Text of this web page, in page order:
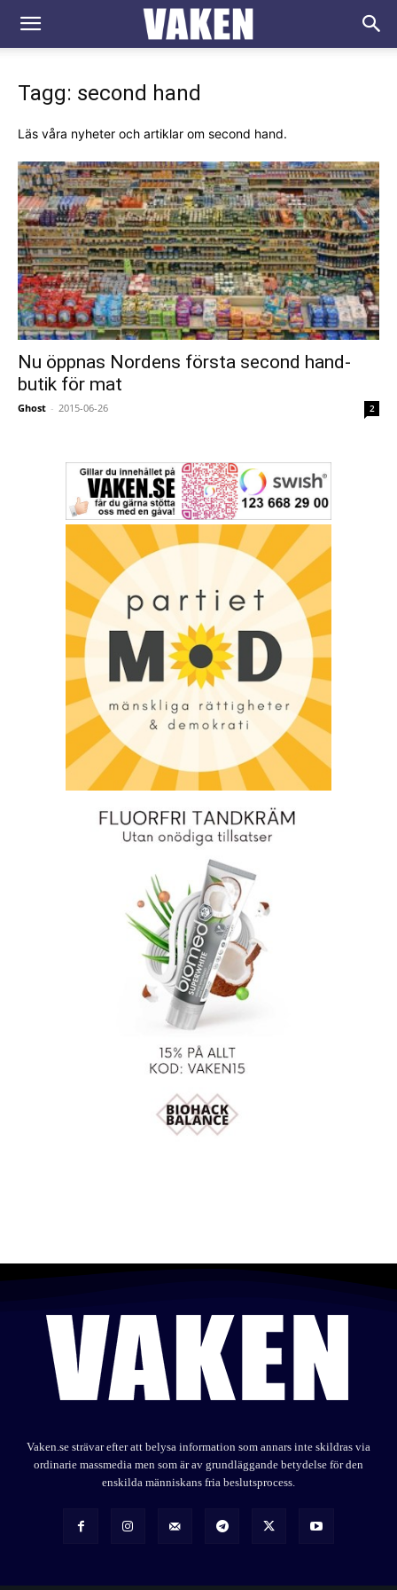
VAKEN.se
Tagg: second hand
Läs våra nyheter och artiklar om second hand.
Nu öppnas Nordens första second hand-
butik för mat
Ghost - 2015-06-26 2
Vaken.se strävar efter att belysa information som annars inte skildras via
ordinarie massmedia men som är av grundläggande betydelse för den
enskilda människans fria beslutsprocess.